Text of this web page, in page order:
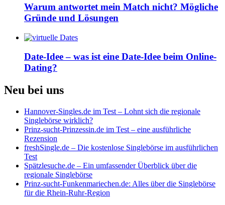
Warum antwortet mein Match nicht? Mögliche
Gründe und Lösungen
Date-Idee – was ist eine Date-Idee beim Online-
Dating?
Neu bei uns
Hannover-Singles.de im Test – Lohnt sich die regionale
Singlebörse wirklich?
Prinz-sucht-Prinzessin.de im Test – eine ausführliche
Rezension
freshSingle.de – Die kostenlose Singlebörse im ausführlichen
Test
Spätzlesuche.de – Ein umfassender Überblick über die
regionale Singlebörse
Prinz-sucht-Funkenmariechen.de: Alles über die Singlebörse
für die Rhein-Ruhr-Region